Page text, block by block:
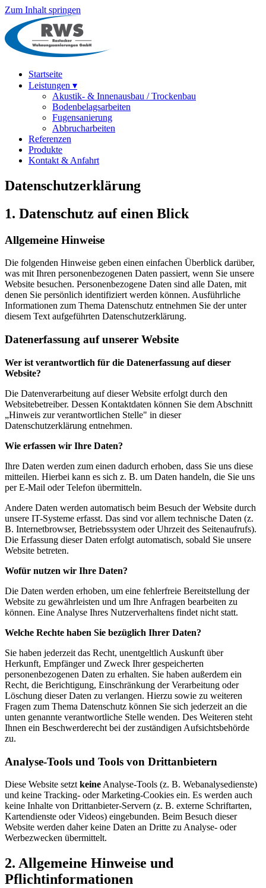
Zum Inhalt springen
Startseite
Leistungen ▾
Akustik- & Innenausbau / Trockenbau
Bodenbelagsarbeiten
Fugensanierung
Abbrucharbeiten
Referenzen
Produkte
Kontakt & Anfahrt
Datenschutzerklärung
1. Datenschutz auf einen Blick
Allgemeine Hinweise
Die folgenden Hinweise geben einen einfachen Überblick darüber,
was mit Ihren personenbezogenen Daten passiert, wenn Sie unsere
Website besuchen. Personenbezogene Daten sind alle Daten, mit
denen Sie persönlich identifiziert werden können. Ausführliche
Informationen zum Thema Datenschutz entnehmen Sie der unter
diesem Text aufgeführten Datenschutzerklärung.
Datenerfassung auf unserer Website
Wer ist verantwortlich für die Datenerfassung auf dieser
Website?
Die Datenverarbeitung auf dieser Website erfolgt durch den
Websitebetreiber. Dessen Kontaktdaten können Sie dem Abschnitt
„Hinweis zur verantwortlichen Stelle" in dieser
Datenschutzerklärung entnehmen.
Wie erfassen wir Ihre Daten?
Ihre Daten werden zum einen dadurch erhoben, dass Sie uns diese
mitteilen. Hierbei kann es sich z. B. um Daten handeln, die Sie uns
per E-Mail oder Telefon übermitteln.
Andere Daten werden automatisch beim Besuch der Website durch
unsere IT-Systeme erfasst. Das sind vor allem technische Daten (z.
B. Internetbrowser, Betriebssystem oder Uhrzeit des Seitenaufrufs).
Die Erfassung dieser Daten erfolgt automatisch, sobald Sie unsere
Website betreten.
Wofür nutzen wir Ihre Daten?
Die Daten werden erhoben, um eine fehlerfreie Bereitstellung der
Website zu gewährleisten und um Ihre Anfragen bearbeiten zu
können. Eine Analyse Ihres Nutzerverhaltens findet nicht statt.
Welche Rechte haben Sie bezüglich Ihrer Daten?
Sie haben jederzeit das Recht, unentgeltlich Auskunft über
Herkunft, Empfänger und Zweck Ihrer gespeicherten
personenbezogenen Daten zu erhalten. Sie haben außerdem ein
Recht, die Berichtigung, Einschränkung der Verarbeitung oder
Löschung dieser Daten zu verlangen. Hierzu sowie zu weiteren
Fragen zum Thema Datenschutz können Sie sich jederzeit an die
unten genannte verantwortliche Stelle wenden. Des Weiteren steht
Ihnen ein Beschwerderecht bei der zuständigen Aufsichtsbehörde
zu.
Analyse-Tools und Tools von Drittanbietern
Diese Website setzt keine Analyse-Tools (z. B. Webanalysedienste)
und keine Tracking- oder Marketing-Cookies ein. Es werden auch
keine Inhalte von Drittanbieter-Servern (z. B. externe Schriftarten,
Kartendienste oder Videos) eingebunden. Beim Besuch dieser
Website werden daher keine Daten an Dritte zu Analyse- oder
Werbezwecken übermittelt.
2. Allgemeine Hinweise und
Pflichtinformationen